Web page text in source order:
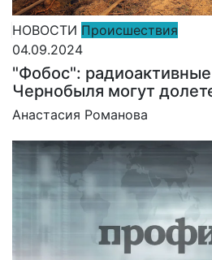
НОВОСТИ Происшествия
04.09.2024
"Фобос":
Чернобыля могут
Анастасия Романова